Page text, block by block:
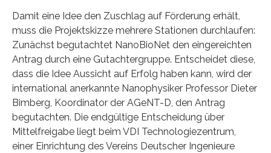
Damit eine Idee den Zuschlag auf Förderung erhält,
muss die Projektskizze mehrere Stationen durchlaufen:
Zunächst begutachtet NanoBioNet den eingereichten
Antrag durch eine Gutachtergruppe. Entscheidet diese,
dass die Idee Aussicht auf Erfolg haben kann, wird der
international anerkannte Nanophysiker Professor Dieter
Bimberg, Koordinator der AGeNT-D, den Antrag
begutachten. Die endgültige Entscheidung über
Mittelfreigabe liegt beim VDI Technologiezentrum,
einer Einrichtung des Vereins Deutscher Ingenieure